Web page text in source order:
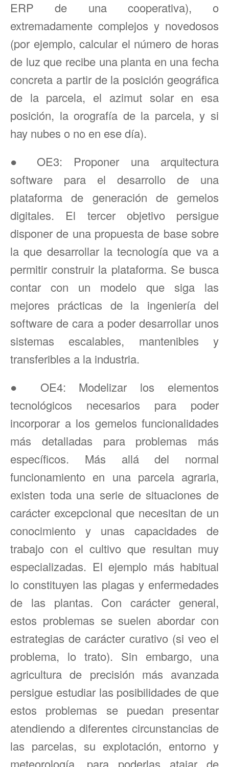
ERP de una cooperativa), o
extremadamente complejos y novedosos
(por ejemplo, calcular el número de horas
de luz que recibe una planta en una fecha
concreta a partir de la posición geográfica
de la parcela, el azimut solar en esa
posición, la orografía de la parcela, y si
hay nubes o no en ese día).
● OE3: Proponer una arquitectura
software para el desarrollo de una
plataforma de generación de gemelos
digitales. El tercer objetivo persigue
disponer de una propuesta de base sobre
la que desarrollar la tecnología que va a
permitir construir la plataforma. Se busca
contar con un modelo que siga las
mejores prácticas de la ingeniería del
software de cara a poder desarrollar unos
sistemas escalables, mantenibles y
transferibles a la industria.
● OE4: Modelizar los elementos
tecnológicos necesarios para poder
incorporar a los gemelos funcionalidades
más detalladas para problemas más
específicos. Más allá del normal
funcionamiento en una parcela agraria,
existen toda una serie de situaciones de
carácter excepcional que necesitan de un
conocimiento y unas capacidades de
trabajo con el cultivo que resultan muy
especializadas. El ejemplo más habitual
lo constituyen las plagas y enfermedades
de las plantas. Con carácter general,
estos problemas se suelen abordar con
estrategias de carácter curativo (si veo el
problema, lo trato). Sin embargo, una
agricultura de precisión más avanzada
persigue estudiar las posibilidades de que
estos problemas se puedan presentar
atendiendo a diferentes circunstancias de
las parcelas, su explotación, entorno y
meteorología, para poderlas atajar de